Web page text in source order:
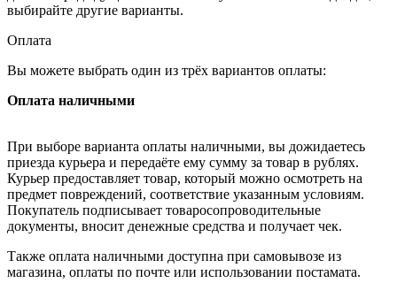
выбирайте другие варианты.
Оплата
Вы можете выбрать один из трёх вариантов оплаты:
Оплата наличными
При выборе варианта оплаты наличными, вы дожидаетесь
приезда курьера и передаёте ему сумму за товар в рублях.
Курьер предоставляет товар, который можно осмотреть на
предмет повреждений, соответствие указанным условиям.
Покупатель подписывает товаросопроводительные
документы, вносит денежные средства и получает чек.
Также оплата наличными доступна при самовывозе из
магазина, оплаты по почте или использовании постамата.